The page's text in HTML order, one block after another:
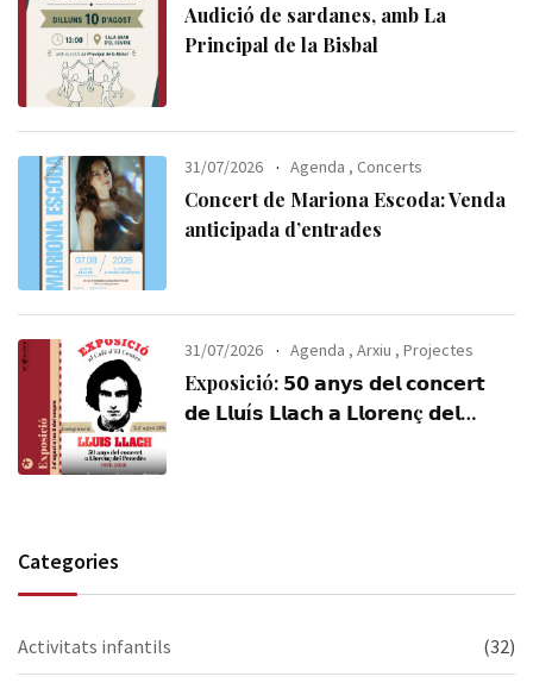
Audició de sardanes, amb La
Principal de la Bisbal
31/07/2026 Agenda , Concerts
Concert de Mariona Escoda: Venda
anticipada d’entrades
31/07/2026 Agenda ,Arxiu ,Projectes
Exposició: 𝟱𝟬 𝗮𝗻𝘆𝘀 𝗱𝗲𝗹 𝗰𝗼𝗻𝗰𝗲𝗿𝘁
𝗱𝗲 𝗟𝗹𝘂í𝘀 𝗟𝗹𝗮𝗰𝗵 𝗮 𝗟𝗹𝗼𝗿𝗲𝗻ç 𝗱𝗲𝗹
Categories
Activitats infantils (32)